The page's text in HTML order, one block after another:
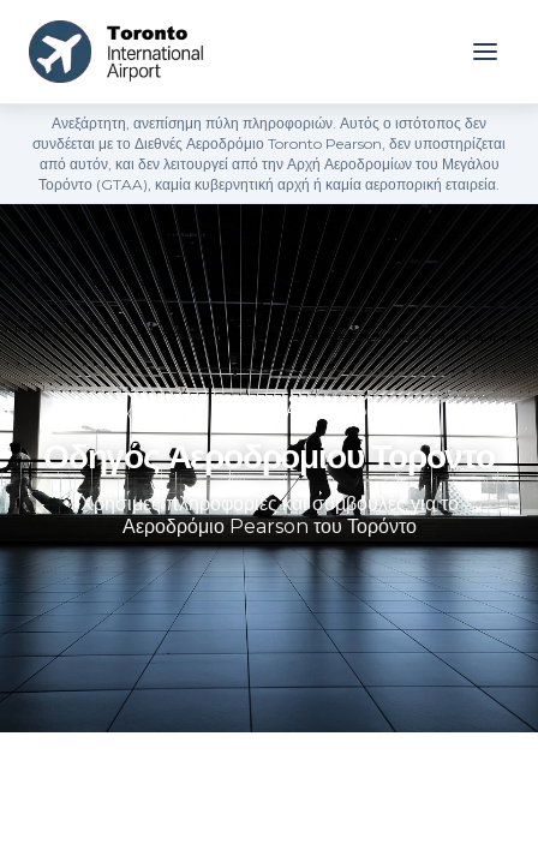
Ανεξάρτητη, ανεπίσημη πύλη πληροφοριών. Αυτός ο ιστότοπος δεν
συνδέεται με το Διεθνές Αεροδρόμιο Toronto Pearson, δεν υποστηρίζεται
από αυτόν, και δεν λειτουργεί από την Αρχή Αεροδρομίων του Μεγάλου
Τορόντο (GTAA), καμία κυβερνητική αρχή ή καμία αεροπορική εταιρεία.
Αρχική σελίδα Οδηγός Αεροδρομίου Τορόντο
Οδηγός Αεροδρομίου Τορόντο
Χρήσιμες πληροφορίες και συμβουλές για το
Αεροδρόμιο Pearson του Τορόντο